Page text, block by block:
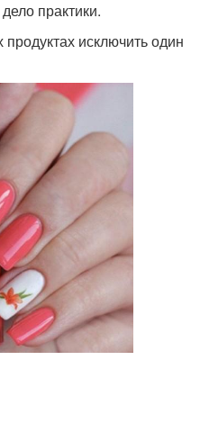
практики.
исключить один